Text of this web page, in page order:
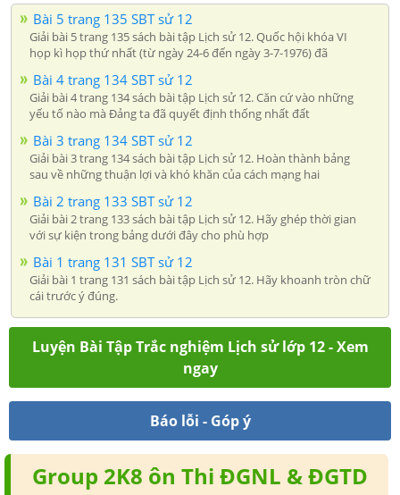
Bài 5 trang 135 SBT sử 12
Giải bài 5 trang 135 sách bài tập Lịch sử 12. Quốc hội khóa VI
họp kì họp thứ nhất (từ ngày 24-6 đến ngày 3-7-1976) đã
Bài 4 trang 134 SBT sử 12
Giải bài 4 trang 134 sách bài tập Lịch sử 12. Căn cứ vào những
yếu tố nào mà Đảng ta đã quyết định thống nhất đất
Bài 3 trang 134 SBT sử 12
Giải bài 3 trang 134 sách bài tập Lịch sử 12. Hoàn thành bảng
sau về những thuận lợi và khó khăn của cách mạng hai
Bài 2 trang 133 SBT sử 12
Giải bài 2 trang 133 sách bài tập Lịch sử 12. Hãy ghép thời gian
với sự kiện trong bảng dưới đây cho phù hợp
Bài 1 trang 131 SBT sử 12
Giải bài 1 trang 131 sách bài tập Lịch sử 12. Hãy khoanh tròn chữ
cái trước ý đúng.
Luyện Bài Tập Trắc nghiệm Lịch sử lớp 12 - Xem
ngay
Báo lỗi - Góp ý
Group 2K8 ôn Thi ĐGNL & ĐGTD